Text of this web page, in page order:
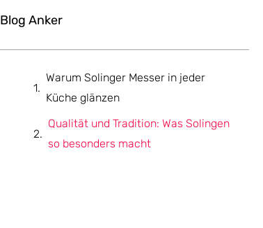
Blog Anker
Warum Solinger Messer in jeder
Küche glänzen
Qualität und Tradition: Was Solingen
so besonders macht